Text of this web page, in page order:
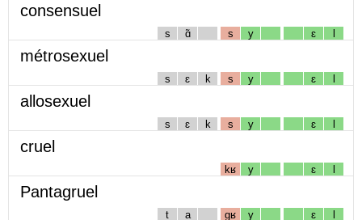
consensuel
s ɑ̃ s y ɛ l
métrosexuel
s ɛ k s y ɛ l
allosexuel
s ɛ k s y ɛ l
cruel
kʁ y ɛ l
Pantagruel
t a gʁ y ɛ l